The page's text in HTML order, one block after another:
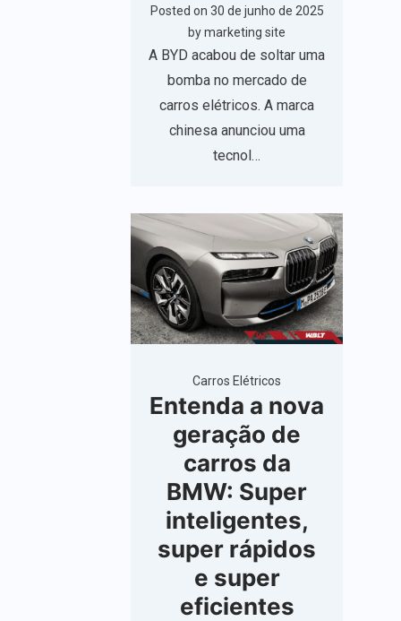
Posted on 30 de junho de 2025
bymarketing site
A BYD acabou de soltar uma
bomba no mercado de
carros elétricos. A marca
chinesa anunciou uma
tecnol…
Carros Elétricos
Entenda a nova
geração de
carros da
BMW: Super
inteligentes,
super rápidos
e super
eficientes